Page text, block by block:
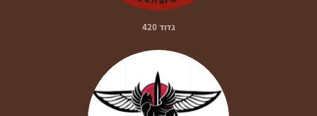
גדוד 420